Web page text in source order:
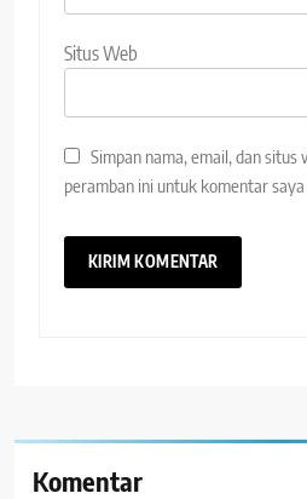
Situs Web
Simpan nama, email, dan situs
peramban ini untuk komentar
Komentar